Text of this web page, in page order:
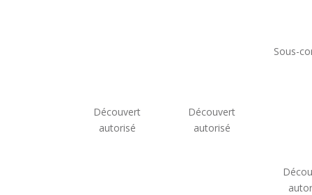
Découvert
autorisé
Découvert
autorisé
Sous-